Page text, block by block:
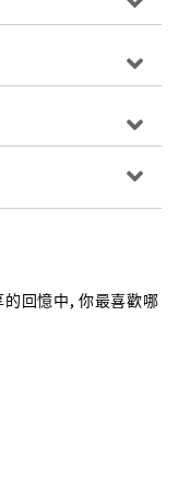
的回憶中, 你最喜歡哪